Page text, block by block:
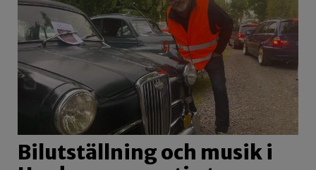
Bilutställning och musik i